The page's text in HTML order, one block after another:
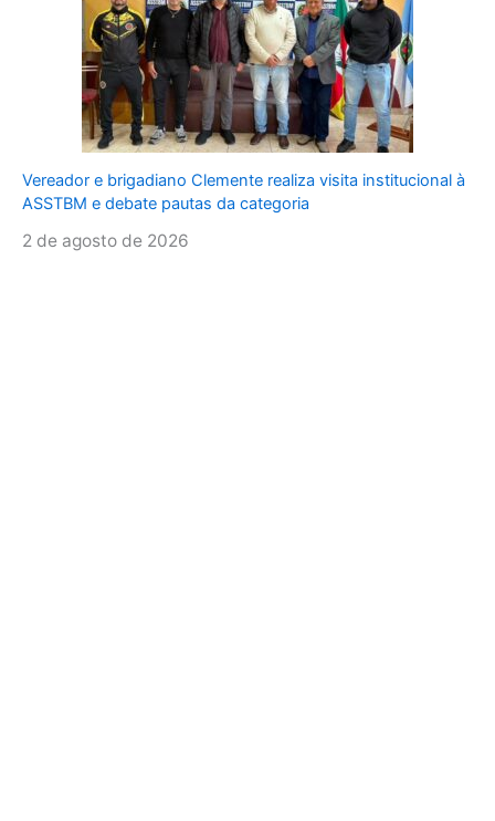
Vereador e brigadiano Clemente realiza visita institucional à
ASSTBM e debate pautas da categoria
2 de agosto de 2026